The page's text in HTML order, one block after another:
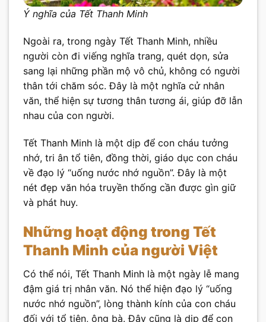
Ý nghĩa của Tết Thanh Minh
Ngoài ra, trong ngày Tết Thanh Minh, nhiều
người còn đi viếng nghĩa trang, quét dọn, sửa
sang lại những phần mộ vô chủ, không có người
thân tới chăm sóc. Đây là một nghĩa cử nhân
văn, thể hiện sự tương thân tương ái, giúp đỡ lẫn
nhau của con người.
Tết Thanh Minh là một dịp để con cháu tưởng
nhớ, tri ân tổ tiên, đồng thời, giáo dục con cháu
về đạo lý “uống nước nhớ nguồn”. Đây là một
nét đẹp văn hóa truyền thống cần được gìn giữ
và phát huy.
Những hoạt động trong Tết
Thanh Minh của người Việt
Có thể nói, Tết Thanh Minh là một ngày lễ mang
đậm giá trị nhân văn. Nó thể hiện đạo lý “uống
nước nhớ nguồn”, lòng thành kính của con cháu
đối với tổ tiên, ông bà. Đây cũng là dịp để con